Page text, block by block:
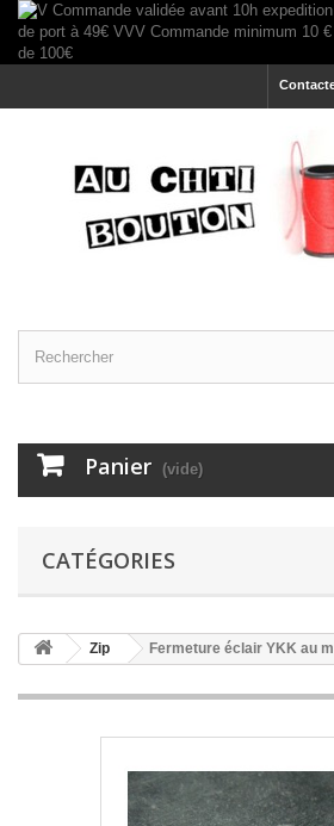
Panier (vide)
CATÉGORIES
Zip Fermeture éclair YKK au